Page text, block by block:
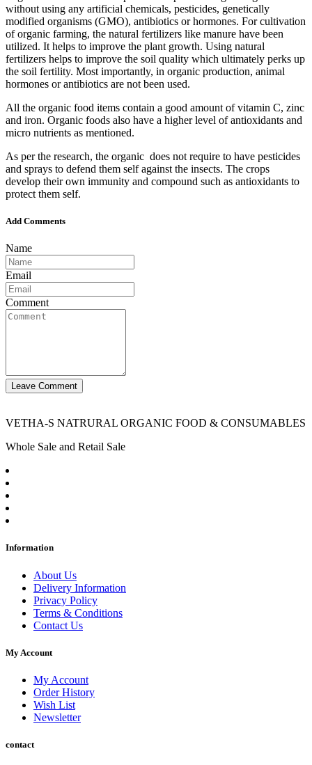
without using any artificial chemicals, pesticides, genetically
modified organisms (GMO), antibiotics or hormones. For cultivation
of organic farming, the natural fertilizers like manure have been
utilized. It helps to improve the plant growth. Using natural
fertilizers helps to improve the soil quality which ultimately perks up
the soil fertility. Most importantly, in organic production, animal
hormones or antibiotics are not been used.
All the organic food items contain a good amount of vitamin C, zinc
and iron. Organic foods also have a higher level of antioxidants and
micro nutrients as mentioned.
As per the research, the organic does not require to have pesticides
and sprays to defend them self against the insects. The crops
develop their own immunity and compound such as antioxidants to
protect them self.
Add Comments
Name
Email
Comment
Leave Comment
VETHA-S NATRURAL ORGANIC FOOD & CONSUMABLES
Whole Sale and Retail Sale
Information
About Us
Delivery Information
Privacy Policy
Terms & Conditions
Contact Us
My Account
My Account
Order History
Wish List
Newsletter
contact